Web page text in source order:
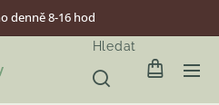
denně 8-16 hod
Hledat